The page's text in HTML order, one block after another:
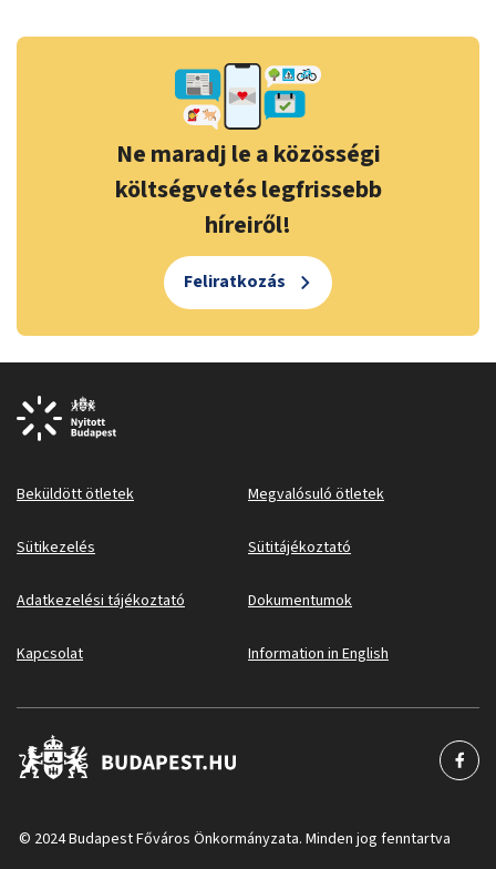
Ne maradj le a közösségi
költségvetés legfrissebb
híreiről!
Feliratkozás
Beküldött ötletek Megvalósuló ötletek
Sütikezelés Sütitájékoztató
Adatkezelési tájékoztató Dokumentumok
Kapcsolat Information in English
© 2024 Budapest Főváros Önkormányzata. Minden jog fenntartva